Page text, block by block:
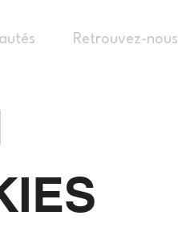
Retrouvez-nous